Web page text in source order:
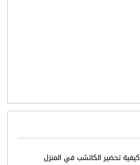
كيفية تحضير الكاتشب في المنزل